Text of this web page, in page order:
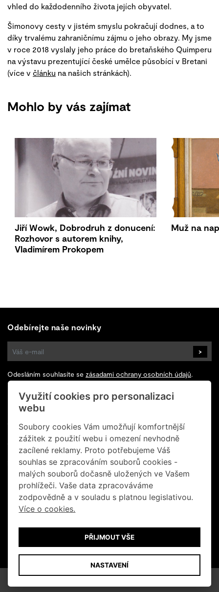
vhled do každodenního života jejích obyvatel.
Šimonovy cesty v jistém smyslu pokračují dodnes, a to
díky trvalému zahraničnímu zájmu o jeho obrazy. My jsme
v roce 2018 vyslaly jeho práce do bretaňského Quimperu
na výstavu prezentující české umělce působící v Bretani
(více v článku na našich stránkách).
Mohlo by vás zajímat
Jiří Wowk, Dobrodruh z donucení:
Rozhovor s autorem knihy,
Vladimírem Prokopem
Muž na
Odebírejte naše novinky
>
Odesláním souhlasíte se zásadami ochrany osobních údajů.
Sledujte nás na Facebooku
+420 602 200 928
+420 702 131 673
info@retrogallery.cz
Informace o cookies
Obchodní podmínky
Využití cookies pro personalizaci
webu
Soubory cookies Vám umožňují komfortnější
zážitek z použití webu i omezení nevhodně
zacílené reklamy. Proto potřebujeme Váš
souhlas se zpracováním souborů cookies -
malých souborů dočasně uložených ve Vašem
prohlížeči. Vaše data zpracováváme
zodpovědně a v souladu s platnou legislativou.
Více o cookies.
PŘIJMOUT VŠE
NASTAVENÍ